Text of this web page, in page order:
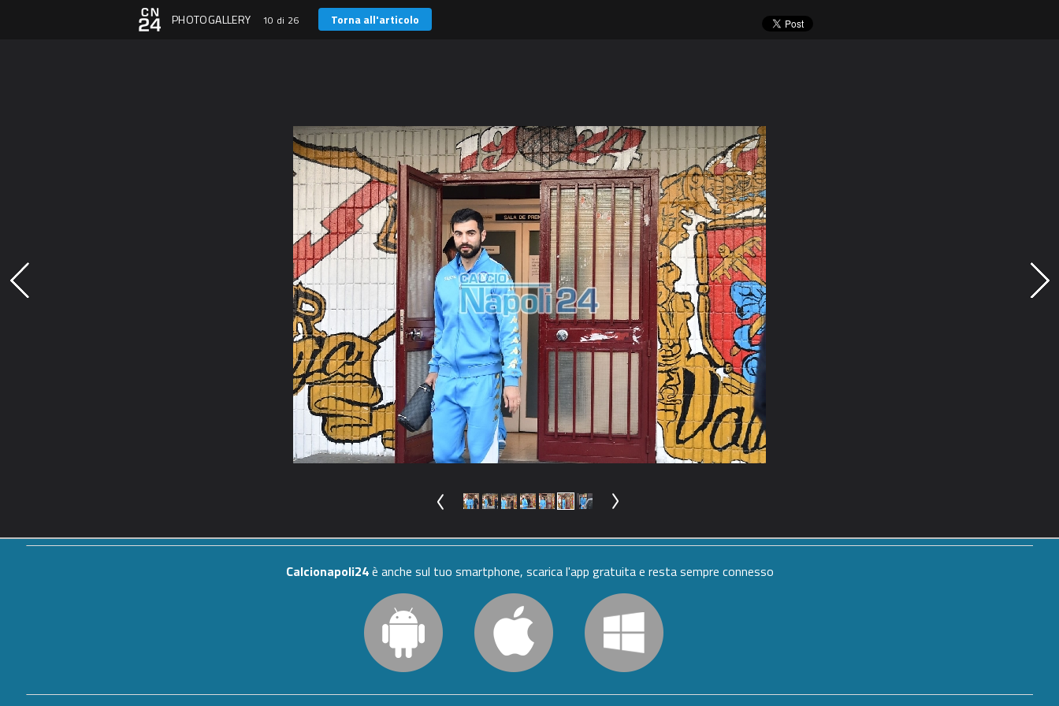
PHOTOGALLERY 10 di 26 Torna all'articolo
Calcionapoli24è anche sul tuo smartphone, scarica l'app gratuita e resta sempre connesso